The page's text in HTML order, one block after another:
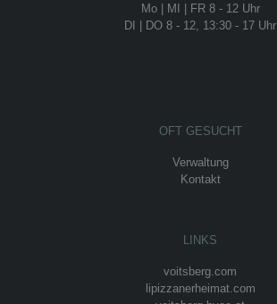
Mo | MI | FR 8 - 12 Uhr
DI | DO 8 - 12, 13:30 - 17 Uhr
OFT GESUCHT
Verwaltung
Kontakt
LINKS
voitsberg.com
lipizzanerheimat.com